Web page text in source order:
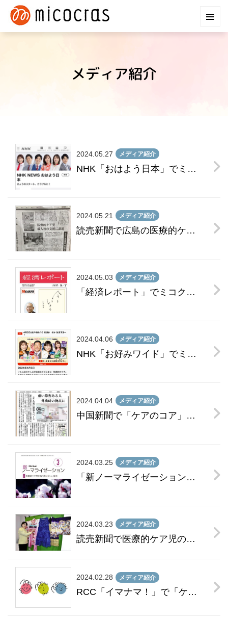
メディア紹介
2024.05.27 メディア紹介
NHK「おはよう日本」でミコクラースの取り組みが紹介されました
2024.05.21 メディア紹介
読売新聞で広島の医療的ケア児成人後の支援事例が紹介されました
2024.05.03 メディア紹介
「経済レポート」でミコクラースの取り組みが紹介されました
2024.04.06 メディア紹介
NHK「お好みワイド」でミコクラースの取り組みが紹介されました
2024.04.04 メディア紹介
中国新聞で「ケアのコア」プロジェクトが紹介されました
2024.03.25 メディア紹介
「新ノーマライゼーション2024年3月号」へ寄稿しました
2024.03.23 メディア紹介
読売新聞で医療的ケア児の現状についてのコメントが紹介されました
2024.02.28 メディア紹介
RCC「イマナマ！」で「ケアのコア」プロジェクトが紹介されました